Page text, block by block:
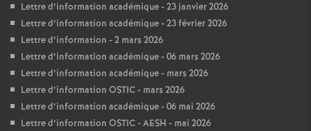
Lettre d’information académique - 23 janvier 2026
Lettre d’information académique - 23 février 2026
Lettre d’information - 2 mars 2026
Lettre d’information académique - 06 mars 2026
Lettre d’information académique - mars 2026
Lettre d’information OSTIC - mars 2026
Lettre d’information académique - 06 mai 2026
Lettre d’information OSTIC - AESH - mai 2026